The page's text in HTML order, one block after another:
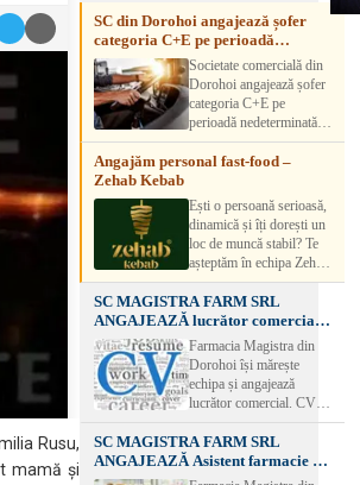
Rusu,
mamă și
SC din Dorohoi angajează șofer
categoria C+E pe perioadă
nedeterminatăSocietate comercială din
Dorohoi angajează șofer
categoria C+E pe
perioadă nedeterminată.
Candidatul trebuie să
aibă experiență și atestat
detalii, vă rog să sunați la
numărul de telefon.
Angajăm personal fast-food –
Zehab Kebab
Ești o persoană serioasă,
dinamică și îți dorești un
loc de muncă stabil? Te
așteptăm în echipa Zehab
Kebab! Posturi
disponibile: -
SHAORMAR AJUTOR
BUCATAR 2/posturi -
LUCRATOR
COMERCIAL
VANZATOR /2 posturi
muncă Program flexibil
Salariu motivant, în
funcție de experienț
SC MAGISTRA FARM SRL
ANGAJEAZĂ lucrător comercial –
DOROHOI
Farmacia Magistra din
Dorohoi își mărește
echipa și angajează
lucrător comercial. CV-
urile se pot depune: * la
sediul Farmaciei
Magistra – Bulevardul
Victoriei nr. 23, Dorohoi
SC MAGISTRA FARM SRL
ANGAJEAZĂ Asistent farmacie –
DOROHOI